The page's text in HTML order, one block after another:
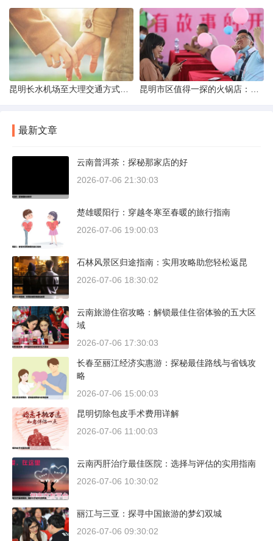
最新文章
云南普洱茶：探秘那家店的好
2026-07-06 21:30:03
楚雄暖阳行：穿越冬寒至春暖的旅行指南
2026-07-06 19:00:03
石林风景区归途指南：实用攻略助您轻松返昆
2026-07-06 18:30:02
云南旅游住宿攻略：解锁最佳住宿体验的五大区
域
2026-07-06 17:30:03
长春至丽江经济实惠游：探秘最佳路线与省钱攻
略
2026-07-06 15:00:03
昆明切除包皮手术费用详解
2026-07-06 11:00:03
云南丙肝治疗最佳医院：选择与评估的实用指南
2026-07-06 10:30:02
丽江与三亚：探寻中国旅游的梦幻双城
2026-07-06 09:30:02